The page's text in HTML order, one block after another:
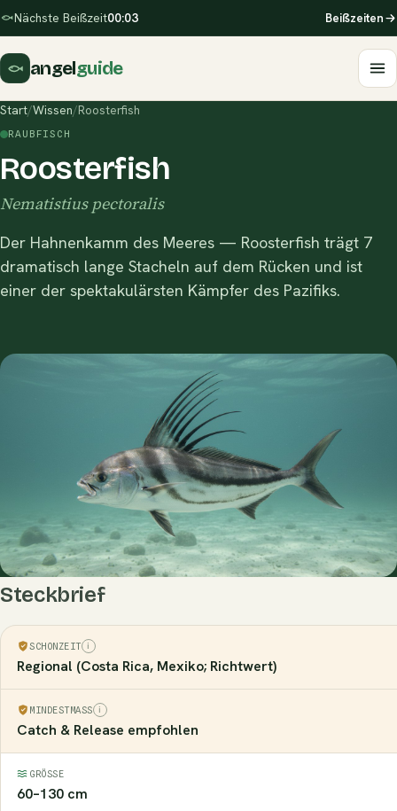
Nächste Beißzeit00:03 Beißzeiten
angelguide
Start/Wissen/Roosterfish
RAUBFISCH
Roosterfish
Nematistius pectoralis
Der Hahnenkamm des Meeres — Roosterfish trägt 7
dramatisch lange Stacheln auf dem Rücken und ist
einer der spektakulärsten Kämpfer des Pazifiks.
Steckbrief
SCHONZEIT
Regional (Costa Rica, Mexiko; Richtwert)
MINDESTMASS
Catch & Release empfohlen
GRÖSSE
60–130 cm